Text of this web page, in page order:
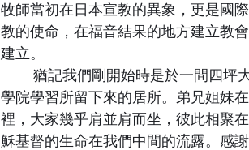
牧師當初在日本宣教的異象，更是國
教的使命，在福音結果的地方建立教
建立。
學院學習所留下來的居所。弟兄姐妹
裡，大家幾乎肩並肩而坐，彼此相聚
穌基督的生命在我們中間的流露。感